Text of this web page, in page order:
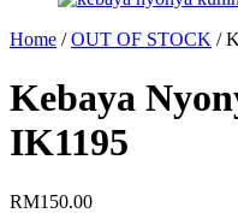
Home /OUT OF STOCK /
Kebaya
IK1195
RM150.00